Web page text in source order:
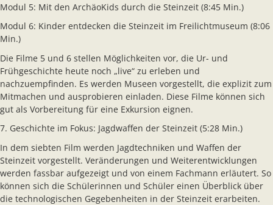
Modul 5: Mit den ArchäoKids durch die Steinzeit (8:45 Min.)
Modul 6: Kinder entdecken die Steinzeit im Freilichtmuseum (8:06
Min.)
Die Filme 5 und 6 stellen Möglichkeiten vor, die Ur- und
Frühgeschichte heute noch „live“ zu erleben und
nachzuempfinden. Es werden Museen vorgestellt, die explizit zum
Mitmachen und ausprobieren einladen. Diese Filme können sich
gut als Vorbereitung für eine Exkursion eignen.
7. Geschichte im Fokus: Jagdwaffen der Steinzeit (5:28 Min.)
In dem siebten Film werden Jagdtechniken und Waffen der
Steinzeit vorgestellt. Veränderungen und Weiterentwicklungen
werden fassbar aufgezeigt und von einem Fachmann erläutert. So
können sich die Schülerinnen und Schüler einen Überblick über
die technologischen Gegebenheiten in der Steinzeit erarbeiten.